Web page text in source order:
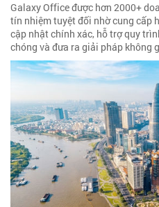
Galaxy Office được hơn 2000+
tín nhiệm tuyệt đối nhờ cung cấp
cập nhật chính xác, hỗ trợ quy
chóng và đưa ra giải pháp không